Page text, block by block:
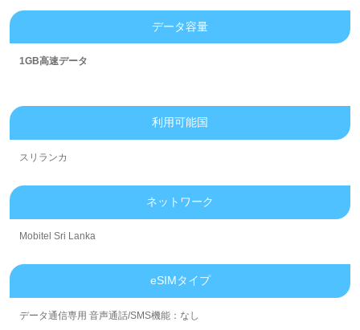
データ容量
1GB高速データ
利用可能国
スリランカ
ネットワーク
Mobitel Sri Lanka
eSIMタイプ
データ通信専用 音声通話/SMS機能：なし